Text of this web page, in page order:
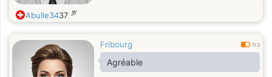
Abulle3437 岁
Fribourg 0.3
Agréable